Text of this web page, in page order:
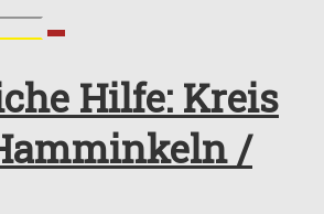
Hilfe: Kreis
/